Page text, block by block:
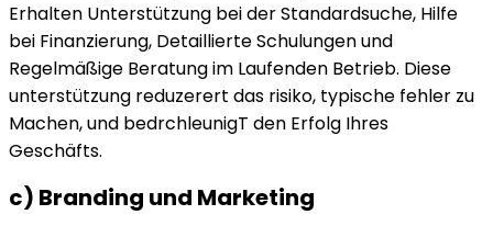
Erhalten Unterstützung bei der Standardsuche, Hilfe
bei Finanzierung, Detaillierte Schulungen und
Regelmäßige Beratung im Laufenden Betrieb. Diese
unterstützung reduzerert das risiko, typische fehler zu
Machen, und bedrchleunigT den Erfolg Ihres
Geschäfts.
c) Branding und Marketing